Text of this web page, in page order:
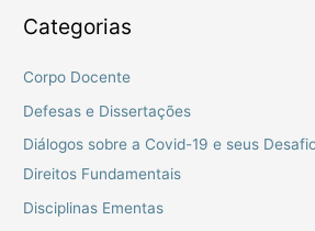
Categorias
Corpo Docente
Defesas e Dissertações
Diálogos sobre a Covid-19 e seus
Direitos Fundamentais
Disciplinas Ementas